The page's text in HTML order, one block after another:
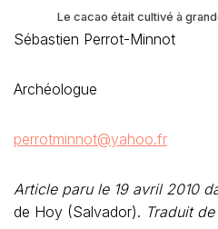
Le cacao était cultivé à
Sébastien Perrot-Minnot
Archéologue
perrotminnot@yahoo.fr
Article paru le 19 avril 2010
de Hoy (Salvador). Traduit de